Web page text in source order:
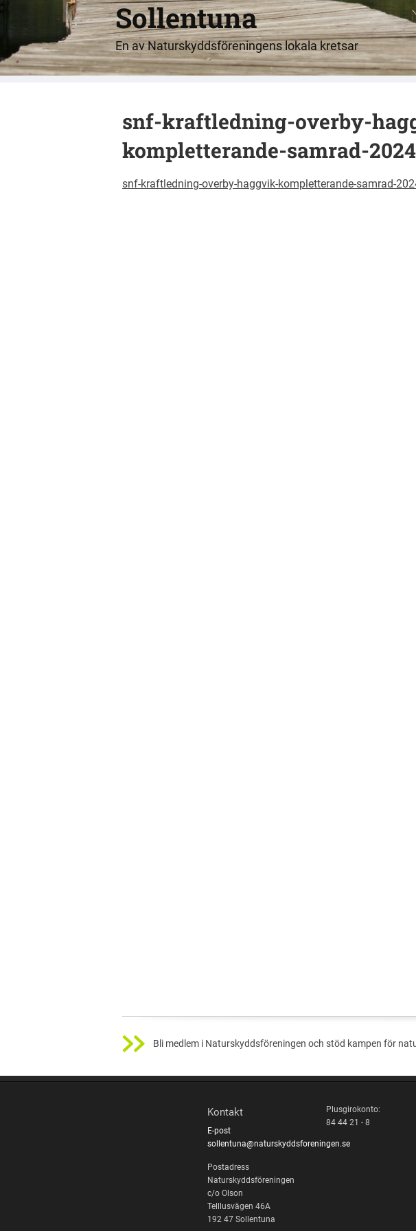
Sollentuna
En av Naturskyddsföreningens lokala kretsar
snf-kraftledning-overby-
kompletterande-samrad-2024
snf-kraftledning-overby-haggvik-kompletterande-samrad-
Bli medlem i Naturskyddsföreningen och stöd kampen för
Kontakt
E-post
sollentuna@naturskyddsforeningen.se
Postadress
Naturskyddsföreningen
c/o Olson
Telllusvägen 46A
192 47 Sollentuna
Plusgirokonto:
84 44 21 - 8